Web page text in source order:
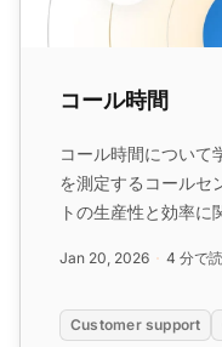
コール時間
コール時間について
を測定するコールセ
トの生産性と効率
Jan 20, 2026 4 分で
Customer support